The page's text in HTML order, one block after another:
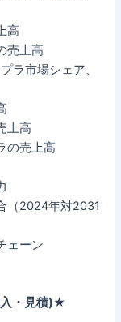
高
売上高
ラ市場シェア、
上高
の売上高
（2024年対2031
ェーン
・見積)★